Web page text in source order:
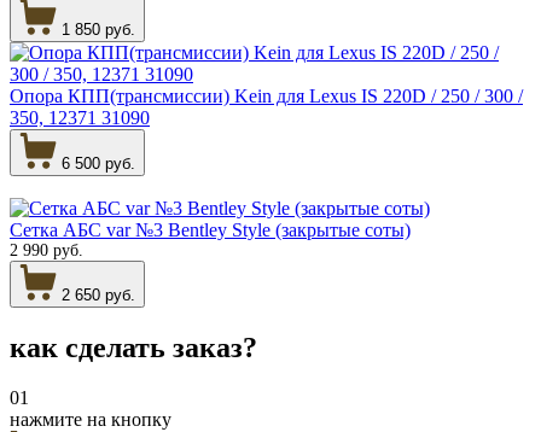
1 850 руб.
Опора КПП(трансмиссии) Kein для Lexus IS 220D / 250 / 300 /
350, 12371 31090
6 500 руб.
Сетка АБС var №3 Bentley Style (закрытые соты)
2 990 руб.
2 650 руб.
как сделать заказ?
01
нажмите на кнопку